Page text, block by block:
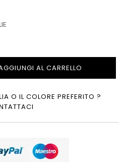
AL CARRELLO
O IL COLORE PREFERITO ?